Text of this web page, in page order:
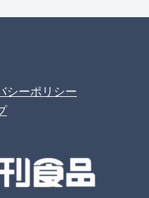
シーポリシー